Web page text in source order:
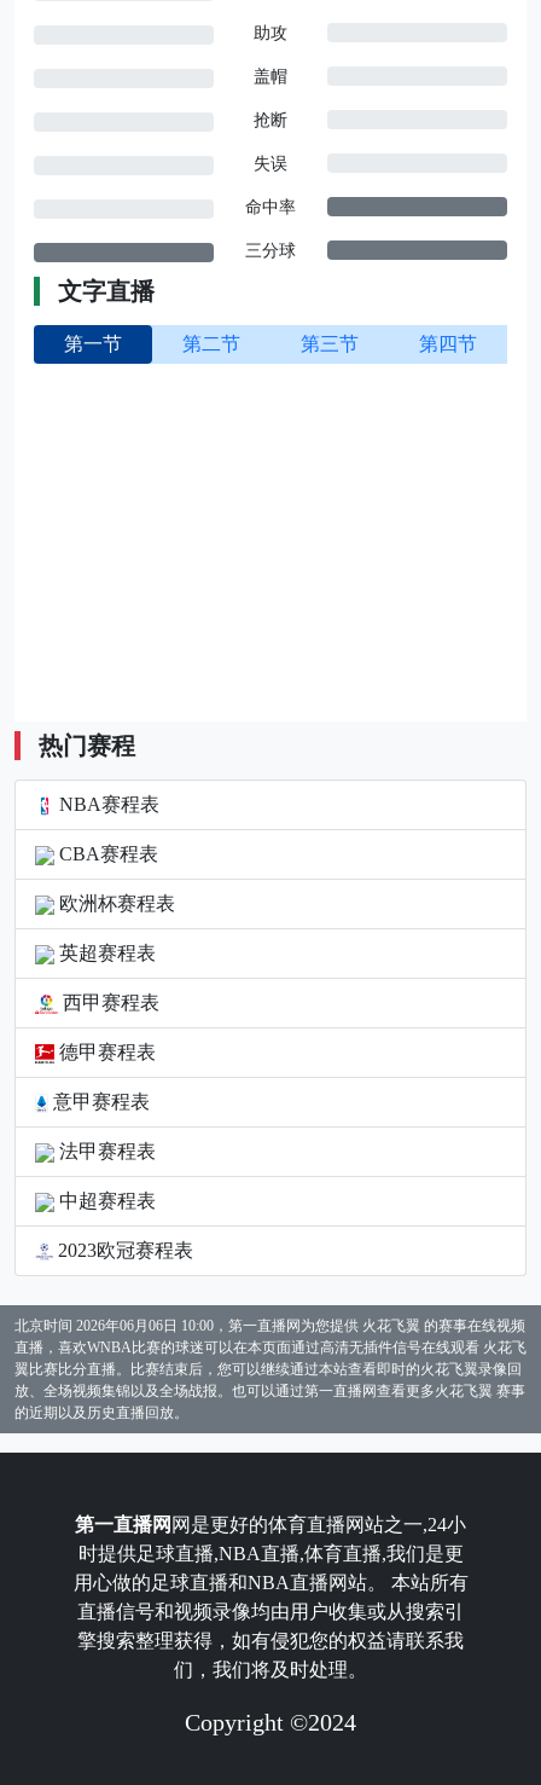
助攻
盖帽
抢断
失误
命中率
三分球
文字直播
第一节 第二节 第三节 第四节
热门赛程
NBA赛程表
CBA赛程表
欧洲杯赛程表
英超赛程表
西甲赛程表
德甲赛程表
意甲赛程表
法甲赛程表
中超赛程表
2023欧冠赛程表
北京时间 2026年06月06日 10:00，第一直播网为您提供 火花飞翼 的赛事在线视频
直播，喜欢WNBA比赛的球迷可以在本页面通过高清无插件信号在线观看 火花飞
翼比赛比分直播。比赛结束后，您可以继续通过本站查看即时的火花飞翼录像回
放、全场视频集锦以及全场战报。也可以通过第一直播网查看更多火花飞翼 赛事
的近期以及历史直播回放。
第一直播网 网是更好的体育直播网站之一,24小
时提供足球直播,NBA直播,体育直播,我们是更
用心做的足球直播和NBA直播网站。 本站所有
直播信号和视频录像均由用户收集或从搜索引
擎搜索整理获得，如有侵犯您的权益请联系我
们，我们将及时处理。
Copyright ©2024